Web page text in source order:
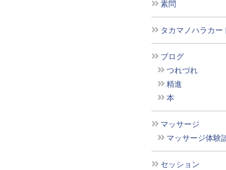
素問
タカマノハラカー
ブログ
つれづれ
精進
本
マッサージ
マッサージ体験
セッション